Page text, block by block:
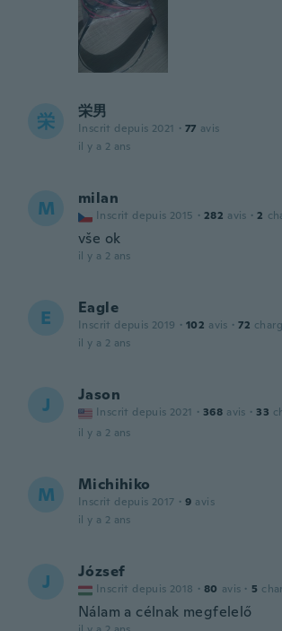
栄 栄男
Inscrit depuis 2021 · 77 avis
il y a 2 ans
M milan
Inscrit depuis 2015 · 282 avis · 2
vše ok
il y a 2 ans
E Eagle
Inscrit depuis 2019 · 102 avis · 72
il y a 2 ans
J Jason
Inscrit depuis 2021 · 368 avis · 33
il y a 2 ans
M Michihiko
Inscrit depuis 2017 · 9 avis
il y a 2 ans
J József
Inscrit depuis 2018 · 80 avis · 5
Nálam a célnak megfelelő